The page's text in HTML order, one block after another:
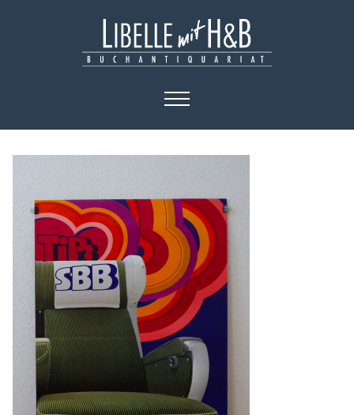
BÜCHER
KUNST
PLAKATE
KONTAKT
AGB